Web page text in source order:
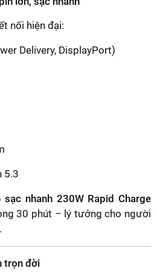
nối hiện đại:
Delivery, DisplayPort)
5.3
sạc nhanh 230W Rapid Charge
30 phút – lý tưởng cho người
trọn đời